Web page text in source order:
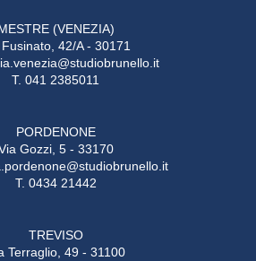
(VENEZIA)
42/A - 30171
T. 041 2385011
PORDENONE
Gozzi, 5 - 33170
T. 0434 21442
TREVISO
Terraglio, 49 - 31100